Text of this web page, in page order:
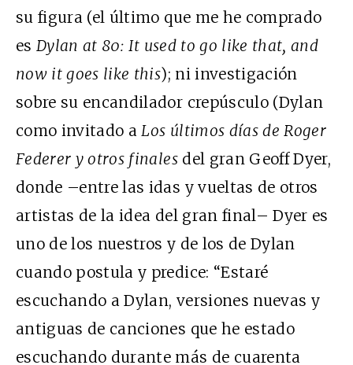
su figura (el último que me he comprado
esDylan at 80: It used to go like that, and
now it goes like this); ni investigación
sobre su encandilador crepúsculo (Dylan
como invitado aLos últimos días de Roger
Federer y otros finalesdel gran Geoff Dyer,
donde –entre las idas y vueltas de otros
artistas de la idea del gran final– Dyer es
uno de los nuestros y de los de Dylan
cuando postula y predice: “Estaré
escuchando a Dylan, versiones nuevas y
antiguas de canciones que he estado
escuchando durante más de cuarenta